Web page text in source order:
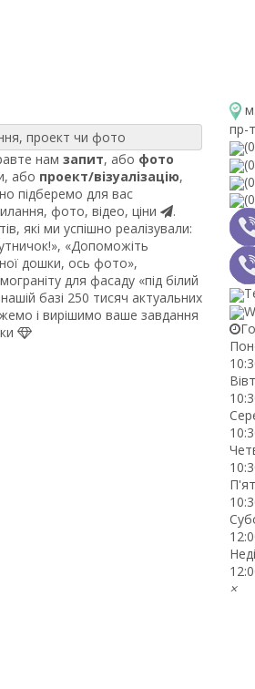
проект чи фото
нам запит, або фото
або проект/візуалізацію,
підберемо для вас
фото, відео, ціни
.
які ми успішно реалізували:
«Допоможіть
дошки, ось фото»,
для фасаду «під білий
базі 250 тисяч актуальних
і вирішимо ваше завдання
пр-
×